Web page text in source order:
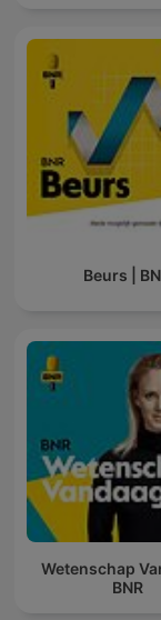
Beurs |
Wetenschap
BNR